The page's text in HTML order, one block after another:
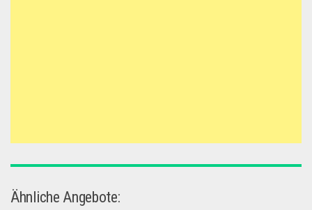
Ähnliche Angebote: